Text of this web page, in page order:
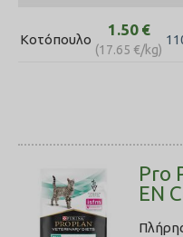
Κοτόπουλο
1.50 €
(17.65 €/kg)
Pro
EN